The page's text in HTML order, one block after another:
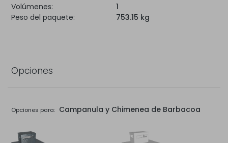
Volúmenes:
1
Peso del paquete:
753.15 kg
Opciones
Opciones para: Campanula y Chimenea de Barbacoa